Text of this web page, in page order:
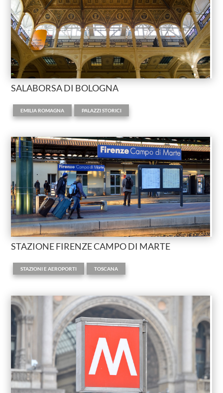
SALABORSA DI BOLOGNA
EMILIA ROMAGNA
,
PALAZZI STORICI
STAZIONE FIRENZE CAMPO DI MARTE
STAZIONI E AEROPORTI
,
TOSCANA